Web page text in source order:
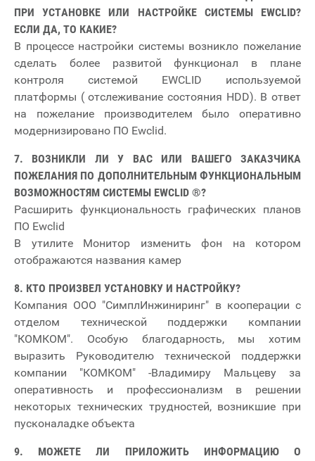
ПРИ УСТАНОВКЕ ИЛИ НАСТРОЙКЕ СИСТЕМЫ EWCLID?
ЕСЛИ ДА, ТО КАКИЕ?
В процессе настройки системы возникло пожелание
сделать более развитой функционал в плане
контроля системой EWCLID используемой
платформы ( отслеживание состояния HDD). В ответ
на пожелание производителем было оперативно
модернизировано ПО Ewclid.
7. ВОЗНИКЛИ ЛИ У ВАС ИЛИ ВАШЕГО ЗАКАЗЧИКА
ПОЖЕЛАНИЯ ПО ДОПОЛНИТЕЛЬНЫМ ФУНКЦИОНАЛЬНЫМ
ВОЗМОЖНОСТЯМ СИСТЕМЫ EWCLID ®?
Расширить функциональность графических планов
ПО Ewclid
В утилите Монитор изменить фон на котором
отображаются названия камер
8. КТО ПРОИЗВЕЛ УСТАНОВКУ И НАСТРОЙКУ?
Компания ООО "СимплИнжиниринг" в кооперации с
отделом технической поддержки компании
"КОМКОМ". Особую благодарность, мы хотим
выразить Руководителю технической поддержки
компании "КОМКОМ" -Владимиру Мальцеву за
оперативность и профессионализм в решении
некоторых технических трудностей, возникшие при
пусконаладке объекта
9. МОЖЕТЕ ЛИ ПРИЛОЖИТЬ ИНФОРМАЦИЮ О